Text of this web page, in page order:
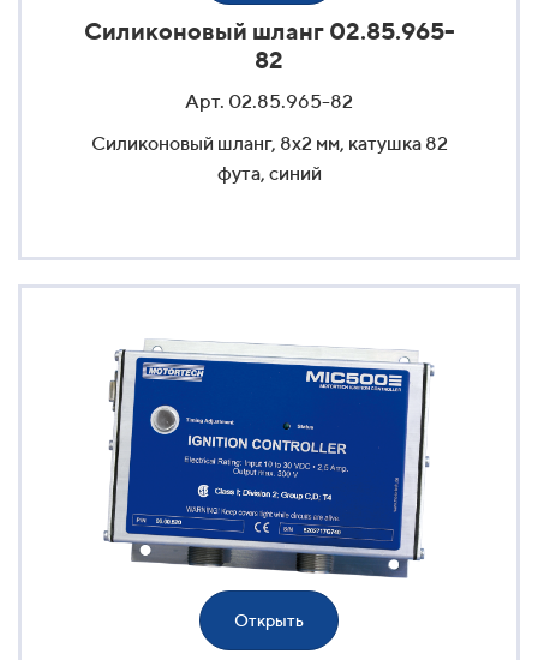
Силиконовый шланг 02.85.965-
82
Арт. 02.85.965-82
Силиконовый шланг, 8x2 мм, катушка 82
фута, синий
Открыть